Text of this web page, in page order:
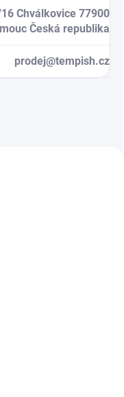
Chválkovice 77900
Česká republika
prodej@tempish.cz